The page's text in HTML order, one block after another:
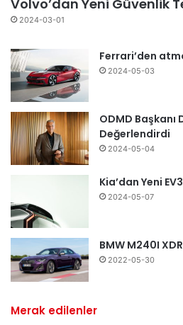
Volvo’dan Yeni Güvenlik
2024-03-01
Ferrari’den
2024-05-03
ODMD Başkanı
Değerlendirdi
2024-05-04
Kia’dan Yeni
2024-05-07
BMW M240I
2022-05-30
Merak edilenler